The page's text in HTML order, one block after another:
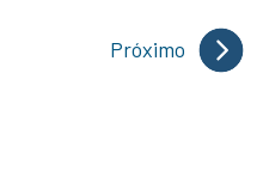
Próximo